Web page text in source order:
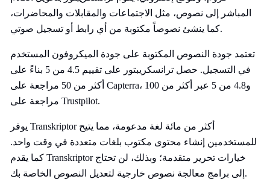
المباشر إلى نصوص، مثل الاجتماعات والمقابلات والمحاضرات،
كما ينشئ نصوصاً مكتوبة من أي رابط أو تسجيل صوتي.
تعتمد جودة النصوص المكتوبة على جودة الميكروفون المستخدم
في التسجيل. حصل ترانسكريبتور على تقييم 4.5 من 5 بناءً على
أكثر من 50 مراجعة على Capterra، و4.8 من 5 عبر أكثر من 100
مراجعة على Trustpilot.
يوفر Transkriptor أكثر من مائة لغة مدعومة، مما يتيح
للمستخدمين إنشاء محتوى مكتوب بلغات متعددة في وقت واحد.
كما يقدم Transkriptor خيارات تحرير متقدمة؛ وبذلك، لن تحتاج
إلى برامج معالجة نصوص خارجية لتعديل النصوص الخاصة بك.